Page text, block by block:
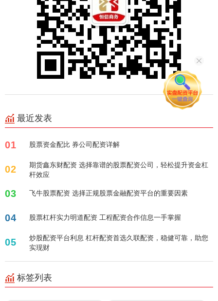
最近发表
01 股票资金配比 券公司配资详解
02
期货鑫东财配资 选择靠谱的股票配资公司，轻松提升资金杠
杆效应
03 飞牛股票配资 选择正规股票金融配资平台的重要因素
04 股票杠杆实力明道配资 工程配资合作信息一手掌握
05
炒股配资平台利息 杠杆配资首选久联配资，稳健可靠，助您
实现财
标签列表